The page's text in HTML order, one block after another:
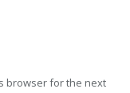
browser for the next